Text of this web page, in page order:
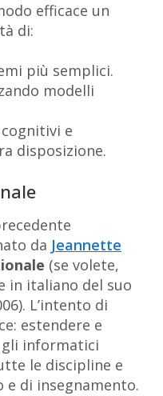
efficace un
di:
più semplici.
modelli
e
disposizione.
da Jeannette
(se volete,
in italiano del suo
L’intento di
estendere e
informatici
le discipline e
di insegnamento.